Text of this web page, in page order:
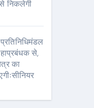
निकलेगी
से,
का